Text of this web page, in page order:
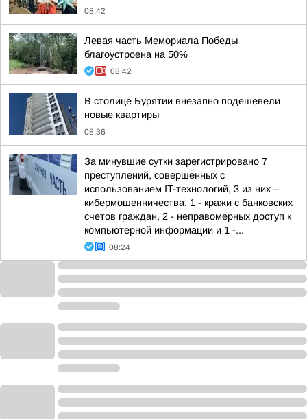
08:42
Левая часть Мемориала Победы
благоустроена на 50%
08:42
В столице Бурятии внезапно подешевели
новые квартиры
08:36
За минувшие сутки зарегистрировано 7
преступлений, совершенных с
использованием IT-технологий, 3 из них –
кибермошенничества, 1 - кражи с банковских
счетов граждан, 2 - неправомерных доступ к
компьютерной информации и 1 -...
08:24